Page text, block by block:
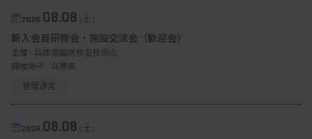
2026. 08.08（土）
新入会員研修会・施設交流会（歓迎会）
主催 : 兵庫県臨床検査技師会
開催場所 : 兵庫県
管理運営
2026. 08.08（土）